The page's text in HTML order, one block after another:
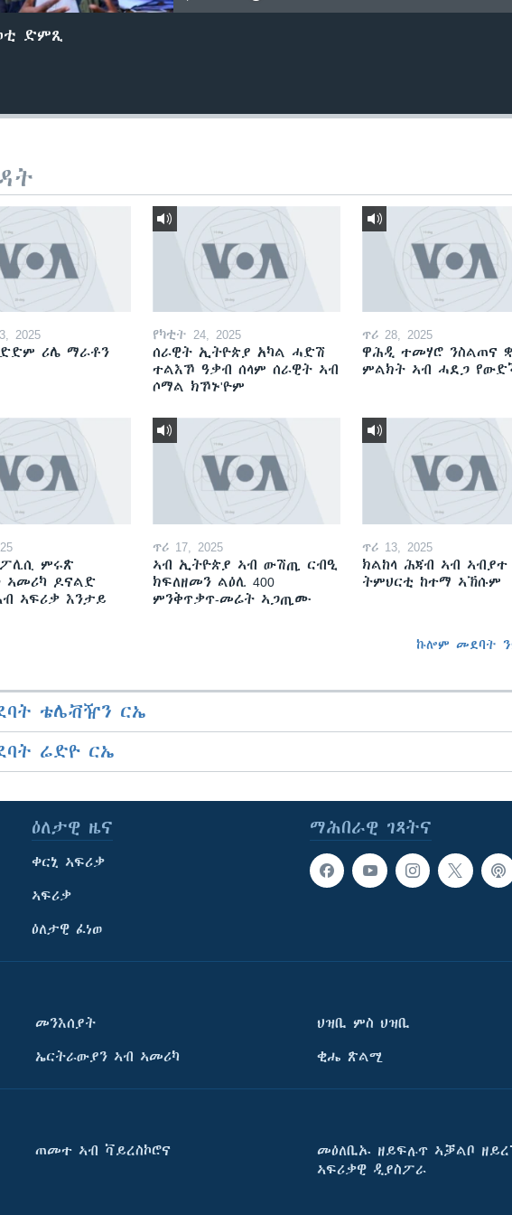
ድምጺ
2025
ሪሌ ማራቶን
የካቲት 24, 2025
ሰራዊት ኢትዮጵያ አካል ሓድሽ
ተልእኾ ዓቃብ ሰላም ሰራዊት ኣብ
ሶማል ክኾኑ'ዮም
ጥሪ 28, 2025
ዋሕዲ ተመሃሮ ንስልጠና
ምልክት ኣብ ሓደጋ
ምሩጽ
ኣመሪካ ዶናልድ
ኣፍሪቃ እንታይ
ጥሪ 17, 2025
ኣብ ኢትዮጵያ ኣብ ውሽጢ ርብዒ
ክፍለዘመን ልዕሊ 400
ምንቅጥቃጥ-መሬት ኣጋጢሙ
ጥሪ 13, 2025
ክልከላ ሕጃብ ኣብ ኣብያተ
ትምህርቲ ከተማ ኣኽሱም
ኩሎም መደባት
ቴሌቭዥን ርኤ
ሬድዮ ርኤ
ማሕበራዊ ገጻትና
ዕለታዊ ዜና
ቀርኒ ኣፍሪቃ
ኣፍሪቃ
ዕለታዊ ፈነወ
መንእሰያት
ኤርትራውያን ኣብ ኣመሪካ
ህዝቢ ምስ ህዝቢ
ቂሔ ጽልሚ
ጠመተ ኣብ ቫይረስኮሮና
መዕለቢኡ ዘይፍሉጥ ኣቓልቦ
ኣፍሪቃዊ ዲያስፖራ